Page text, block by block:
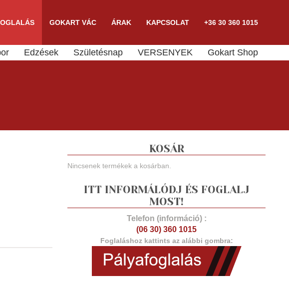
GOKART VÁC ÁRAK KAPCSOLAT +36 30 360 1015
Edzések Születésnap VERSENYEK Gokart Shop
KOSÁR
Nincsenek termékek a kosárban.
ITT INFORMÁLÓDJ ÉS FOGLALJ
MOST!
Telefon (információ) :
(06 30) 360 1015
Foglaláshoz kattints az alábbi gombra: